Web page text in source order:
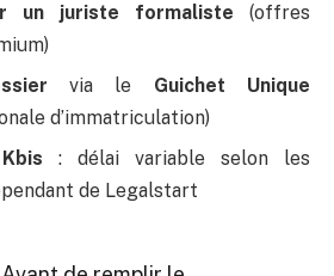
un juriste formaliste (offres
via le Guichet Unique
d’immatriculation)
: délai variable selon les
de Legalstart